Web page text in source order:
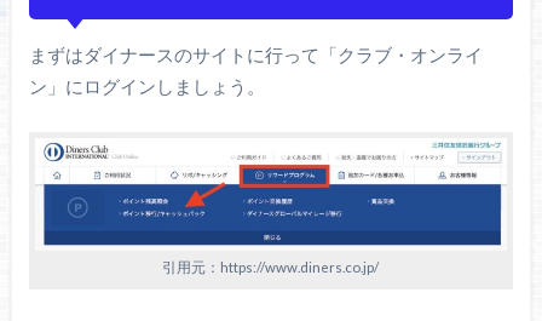
まずはダイナースのサイトに行って「クラブ・オンライ
ン」にログインしましょう。
引用元：https://www.diners.co.jp/